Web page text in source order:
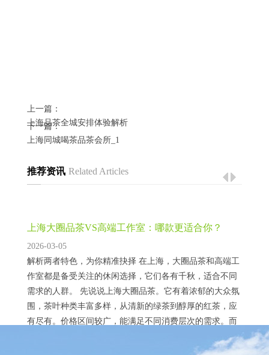
上一篇：
上海品茶全城安排体验解析
下一篇：
上海同城喝茶品茶会所_1
推荐资讯 Related Articles
上海大圈品茶VS高端工作室：哪款更适合你？
2026-03-05
解析两者特色，为你精准抉择 在上海，大圈品茶和高端工
作室都是备受关注的休闲选择，它们各有千秋，适合不同
需求的人群。 先说说上海大圈品茶。它有着浓郁的大众氛
围，茶叶种类丰富多样，从清新的绿茶到醇厚的红茶，应
有尽有。价格区间较广，能满足不同消费层次的需求。而
且大圈品茶通常环境轻松自在，没有过多的拘束。比如在
某个大圈品茶场所，人们可以一边品茶，一边与朋友谈天